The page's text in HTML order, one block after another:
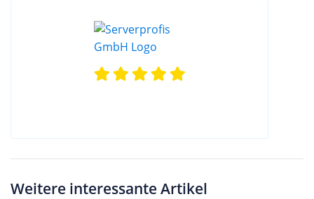
Weitere interessante Artikel